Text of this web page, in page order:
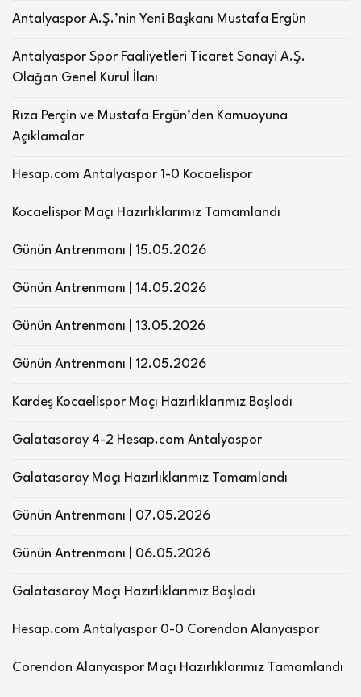
Antalyaspor A.Ş.’nin Yeni Başkanı Mustafa Ergün
Antalyaspor Spor Faaliyetleri Ticaret Sanayi A.Ş.
Olağan Genel Kurul İlanı
Rıza Perçin ve Mustafa Ergün’den Kamuoyuna
Açıklamalar
Hesap.com Antalyaspor 1-0 Kocaelispor
Kocaelispor Maçı Hazırlıklarımız Tamamlandı
Günün Antrenmanı | 15.05.2026
Günün Antrenmanı | 14.05.2026
Günün Antrenmanı | 13.05.2026
Günün Antrenmanı | 12.05.2026
Kardeş Kocaelispor Maçı Hazırlıklarımız Başladı
Galatasaray 4-2 Hesap.com Antalyaspor
Galatasaray Maçı Hazırlıklarımız Tamamlandı
Günün Antrenmanı | 07.05.2026
Günün Antrenmanı | 06.05.2026
Galatasaray Maçı Hazırlıklarımız Başladı
Hesap.com Antalyaspor 0-0 Corendon Alanyaspor
Corendon Alanyaspor Maçı Hazırlıklarımız Tamamlandı